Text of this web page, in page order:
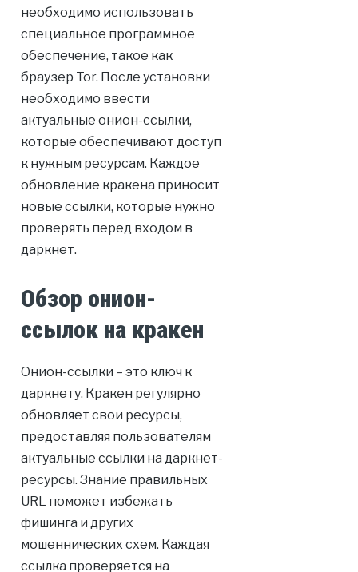
необходимо использовать
специальное программное
обеспечение, такое как
браузер Tor. После установки
необходимо ввести
актуальные онион-ссылки,
которые обеспечивают доступ
к нужным ресурсам. Каждое
обновление кракена приносит
новые ссылки, которые нужно
проверять перед входом в
даркнет.
Обзор онион-
ссылок на кракен
Онион-ссылки – это ключ к
даркнету. Кракен регулярно
обновляет свои ресурсы,
предоставляя пользователям
актуальные ссылки на даркнет-
ресурсы. Знание правильных
URL поможет избежать
фишинга и других
мошеннических схем. Каждая
ссылка проверяется на